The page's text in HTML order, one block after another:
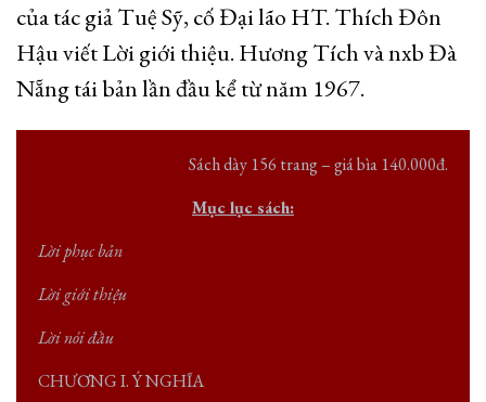
của tác giả Tuệ Sỹ, cố Đại lão HT. Thích Đôn
Hậu viết Lời giới thiệu. Hương Tích và nxb Đà
Nẵng tái bản lần đầu kể từ năm 1967.
Sách dày 156 trang – giá bìa 140.000đ.
Mục lục sách:
Lời phục bản
Lời giới thiệu
Lời nói đầu
CHƯƠNG I. Ý NGHĨA